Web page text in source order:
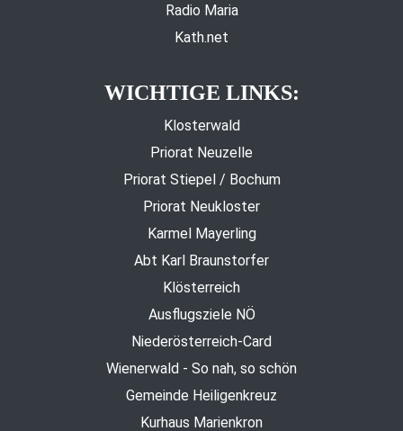
Radio Maria
Kath.net
WICHTIGE LINKS:
Klosterwald
Priorat Neuzelle
Priorat Stiepel / Bochum
Priorat Neukloster
Karmel Mayerling
Abt Karl Braunstorfer
Klösterreich
Ausflugsziele NÖ
Niederösterreich-Card
Wienerwald - So nah, so schön
Gemeinde Heiligenkreuz
Kurhaus Marienkron